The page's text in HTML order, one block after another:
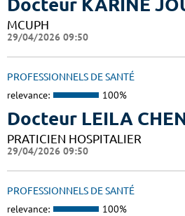
Docteur KARINE
MCUPH
29/04/2026 09:50
PROFESSIONNELS DE SANTÉ
relevance: 100%
Docteur LEILA
PRATICIEN HOSPITALIER
29/04/2026 09:50
PROFESSIONNELS DE SANTÉ
relevance: 100%